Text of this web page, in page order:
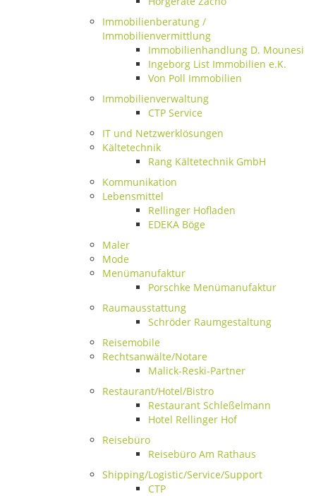
Immobilienberatung /
Immobilienvermittlung
Immobilienhandlung D. Mounesi
Ingeborg List Immobilien e.K.
Von Poll Immobilien
Immobilienverwaltung
CTP Service
IT und Netzwerklösungen
Kältetechnik
Rang Kältetechnik GmbH
Kommunikation
Lebensmittel
Rellinger Hofladen
EDEKA Böge
Maler
Mode
Menümanufaktur
Porschke Menümanufaktur
Raumausstattung
Schröder Raumgestaltung
Reisemobile
Rechtsanwälte/Notare
Malick-Reski-Partner
Restaurant/Hotel/Bistro
Restaurant Schleßelmann
Hotel Rellinger Hof
Reisebüro
Reisebüro Am Rathaus
Shipping/Logistic/Service/Support
CTP